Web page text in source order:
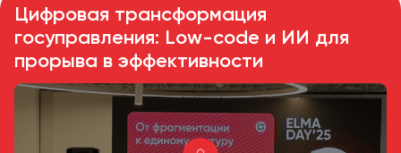
Цифровая трансформация
госуправления: Low-code и ИИ для
прорыва в эффективности